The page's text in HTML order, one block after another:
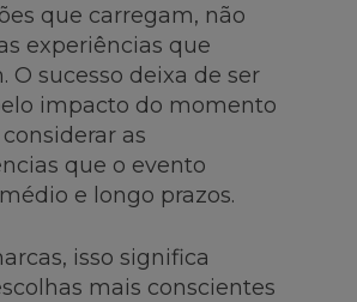
que carregam, não
experiências que
O sucesso deixa de ser
impacto do momento
as
que o evento
e longo prazos.
isso significa
mais conscientes